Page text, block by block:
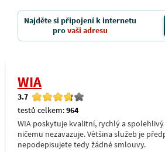
Najděte si připojení k internetu
provaši adresu
WIA
3.7
testů celkem:964
WIA poskytuje kvalitní, rychlý a
ničemu nezavazuje. Většina služeb je
nepodepisujete tedy žádné smlouvy.